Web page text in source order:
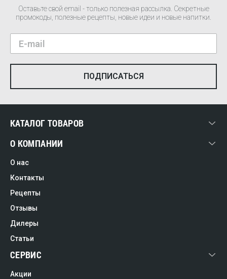
Оставьте свой email - только полезная рассылка. Секретные
промокоды, полезные рецепты, новые идеи и новые напитки.
КАТАЛОГ ТОВАРОВ
О КОМПАНИИ
О нас
Контакты
Рецепты
Отзывы
Дилеры
Статьи
СЕРВИС
Акции